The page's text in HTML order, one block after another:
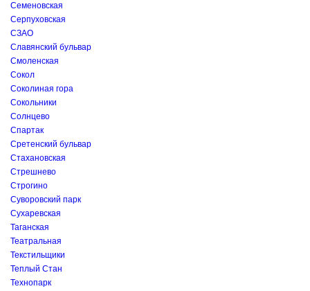
Семеновская
Серпуховская
СЗАО
Славянский бульвар
Смоленская
Сокол
Соколиная гора
Сокольники
Солнцево
Спартак
Сретенский бульвар
Стахановская
Стрешнево
Строгино
Суворовский парк
Сухаревская
Таганская
Театральная
Текстильщики
Теплый Стан
Технопарк